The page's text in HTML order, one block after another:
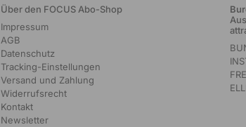
Über den FOCUS Abo-Shop
Impressum
AGB
Datenschutz
Tracking-Einstellungen
Versand und Zahlung
Widerrufsrecht
Kontakt
Newsletter